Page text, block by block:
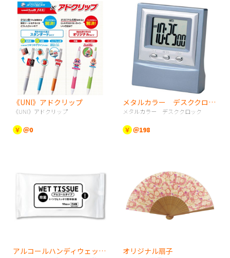
《UNI》アドクリップ
《UNI》アドクリップ
￥ ＠0
メタルカラー デスククロック
メタルカラー デスククロック
￥ ＠198
アルコールハンディウェット10枚 オリジナル扇子